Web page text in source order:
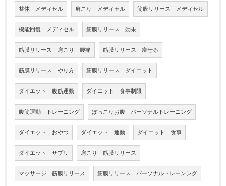
整体 メディセル 肩こり メディセル 筋膜リリース メディセル
機能回復 メディセル 筋膜リリース 効果
筋膜リリース 肩こり 腰痛 筋膜リリース 痩せる
筋膜リリース やり方 筋膜リリース ダイエット
ダイエット 腹筋運動 ダイエット 食事制限
腹筋運動 トレーニング ぽっこりお腹 パーソナルトレーニング
ダイエット おやつ ダイエット 運動 ダイエット 食事
ダイエット サプリ 肩こり 筋膜リリース
マッサージ 筋膜リリース 筋膜リリース パーソナルトレーンング